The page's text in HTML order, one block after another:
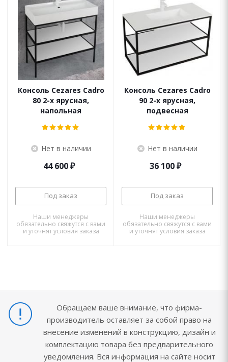
Консоль Cezares Cadro
80 2-х ярусная,
напольная
Нет в наличии
44 600₽
Под заказ
Наши менеджеры
обязательно свяжутся с вами
и уточнят условия заказа
Консоль Cezares Cadro
90 2-х ярусная,
подвесная
Нет в наличии
36 100₽
Под заказ
Наши менеджеры
обязательно свяжутся с вами
и уточнят условия заказа
Обращаем ваше внимание, что фирма-
производитель оставляет за собой право на
внесение изменений в конструкцию, дизайн и
комплектацию товара без предварительного
уведомления. Вся информация на сайте носит